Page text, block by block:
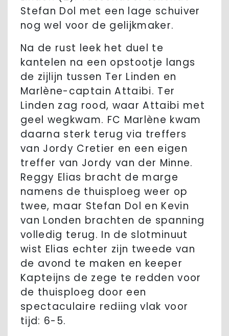
Stefan Dol met een lage schuiver
nog wel voor de gelijkmaker.
Na de rust leek het duel te
kantelen na een opstootje langs
de zijlijn tussen Ter Linden en
Marlène-captain Attaibi. Ter
Linden zag rood, waar Attaibi met
geel wegkwam. FC Marlène kwam
daarna sterk terug via treffers
van Jordy Cretier en een eigen
treffer van Jordy van der Minne.
Reggy Elias bracht de marge
namens de thuisploeg weer op
twee, maar Stefan Dol en Kevin
van Londen brachten de spanning
volledig terug. In de slotminuut
wist Elias echter zijn tweede van
de avond te maken en keeper
Kapteijns de zege te redden voor
de thuisploeg door een
spectaculaire rediing vlak voor
tijd: 6-5.